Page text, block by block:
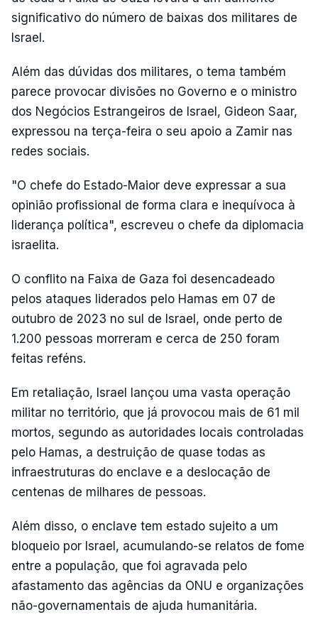
significativo do número de baixas dos militares de
Israel.
Além das dúvidas dos militares, o tema também
parece provocar divisões no Governo e o ministro
dos Negócios Estrangeiros de Israel, Gideon Saar,
expressou na terça-feira o seu apoio a Zamir nas
redes sociais.
"O chefe do Estado-Maior deve expressar a sua
opinião profissional de forma clara e inequívoca à
liderança política", escreveu o chefe da diplomacia
israelita.
O conflito na Faixa de Gaza foi desencadeado
pelos ataques liderados pelo Hamas em 07 de
outubro de 2023 no sul de Israel, onde perto de
1.200 pessoas morreram e cerca de 250 foram
feitas reféns.
Em retaliação, Israel lançou uma vasta operação
militar no território, que já provocou mais de 61 mil
mortos, segundo as autoridades locais controladas
pelo Hamas, a destruição de quase todas as
infraestruturas do enclave e a deslocação de
centenas de milhares de pessoas.
Além disso, o enclave tem estado sujeito a um
bloqueio por Israel, acumulando-se relatos de fome
entre a população, que foi agravada pelo
afastamento das agências da ONU e organizações
não-governamentais de ajuda humanitária.